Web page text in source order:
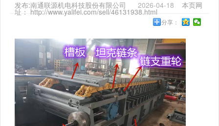
发布:南通联源机电科技股份有限公司 2026-04-18 本页网
址： http://www.yalifei.com/sell/46131938.html
分享：